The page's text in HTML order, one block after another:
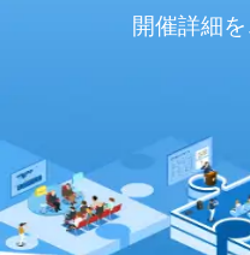
開催詳細を